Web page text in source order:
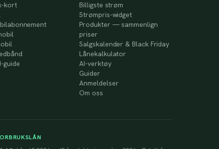
kort
guide
Billigste strøm
Strømpris-widget
Produkter — sammenlign
priser
Salgskalender & Black Friday
Lånekalkulator
AI-verktøy
Guider
Anmeldelser
Om oss